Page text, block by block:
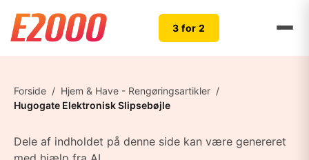
3 for 2
Forside / Hjem & Have - Rengøringsartikler /
Hugogate Elektronisk Slipsebøjle
Dele af indholdet på denne side kan være genereret